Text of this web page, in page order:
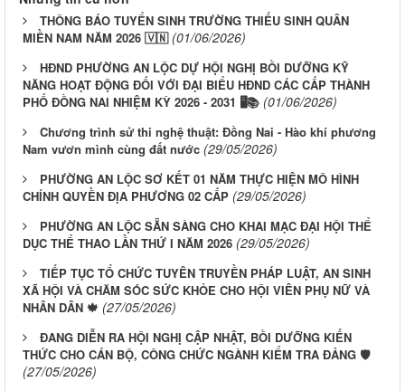
THÔNG BÁO TUYỂN SINH TRƯỜNG THIẾU SINH QUÂN
MIỀN NAM NĂM 2026 🇻🇳 (01/06/2026)
HĐND PHƯỜNG AN LỘC DỰ HỘI NGHỊ BỒI DƯỠNG KỸ
NĂNG HOẠT ĐỘNG ĐỐI VỚI ĐẠI BIỂU HĐND CÁC CẤP THÀNH
PHỐ ĐỒNG NAI NHIỆM KỲ 2026 - 2031 🖥️📚 (01/06/2026)
Chương trình sử thi nghệ thuật: Đồng Nai - Hào khí phương
Nam vươn mình cùng đất nước (29/05/2026)
PHƯỜNG AN LỘC SƠ KẾT 01 NĂM THỰC HIỆN MÔ HÌNH
CHÍNH QUYỀN ĐỊA PHƯƠNG 02 CẤP (29/05/2026)
PHƯỜNG AN LỘC SẴN SÀNG CHO KHAI MẠC ĐẠI HỘI THỂ
DỤC THỂ THAO LẦN THỨ I NĂM 2026 (29/05/2026)
TIẾP TỤC TỔ CHỨC TUYÊN TRUYỀN PHÁP LUẬT, AN SINH
XÃ HỘI VÀ CHĂM SÓC SỨC KHỎE CHO HỘI VIÊN PHỤ NỮ VÀ
NHÂN DÂN 🍁 (27/05/2026)
ĐANG DIỄN RA HỘI NGHỊ CẬP NHẬT, BỒI DƯỠNG KIẾN
THỨC CHO CÁN BỘ, CÔNG CHỨC NGÀNH KIỂM TRA ĐẢNG 🛡️
(27/05/2026)